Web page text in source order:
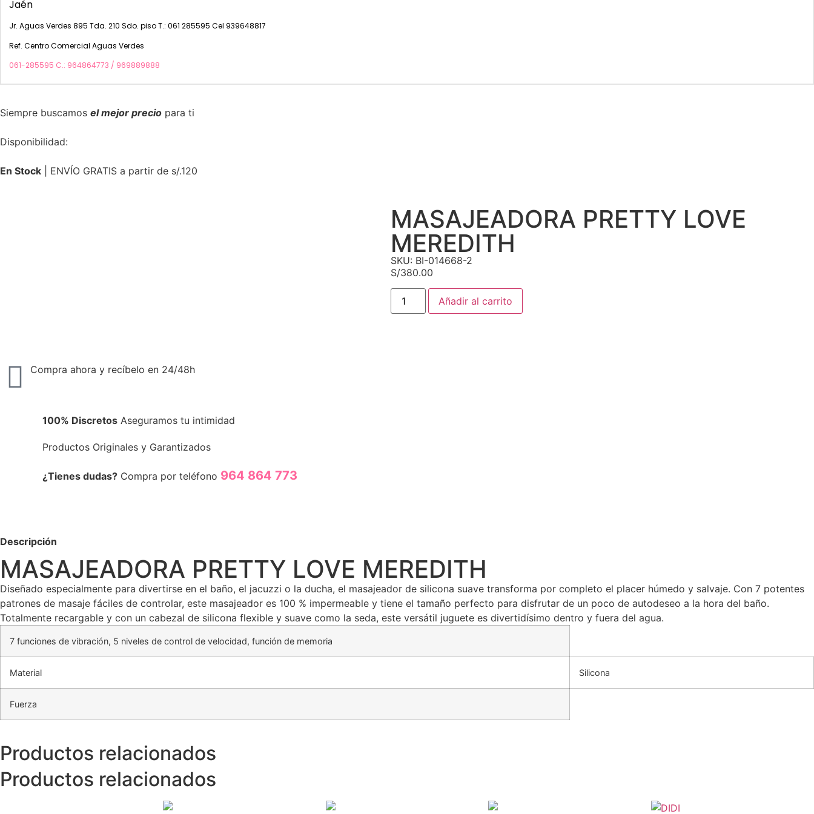
Jaén
Jr. Aguas Verdes 895 Tda. 210 Sdo. piso T.: 061 285595 Cel 939648817
Ref. Centro Comercial Aguas Verdes
061-285595 C.: 964864773 / 969889888
Siempre buscamos el mejor precio para ti
Disponibilidad:
En Stock | ENVÍO GRATIS a partir de s/.120
MASAJEADORA PRETTY LOVE
MEREDITH
SKU: BI-014668-2
S/380.00
Añadir al carrito
Compra ahora y recíbelo en 24/48h
100% Discretos Aseguramos tu intimidad
Productos Originales y Garantizados
¿Tienes dudas? Compra por teléfono 964 864 773
Descripción
MASAJEADORA PRETTY LOVE MEREDITH
Diseñado especialmente para divertirse en el baño, el jacuzzi o la ducha, el masajeador de silicona suave transforma por completo el placer húmedo y salvaje. Con 7 potentes
patrones de masaje fáciles de controlar, este masajeador es 100 % impermeable y tiene el tamaño perfecto para disfrutar de un poco de autodeseo a la hora del baño.
Totalmente recargable y con un cabezal de silicona flexible y suave como la seda, este versátil juguete es divertidísimo dentro y fuera del agua.
7 funciones de vibración, 5 niveles de control de velocidad, función de memoria
Material Silicona
Fuerza
Productos relacionados
Productos relacionados